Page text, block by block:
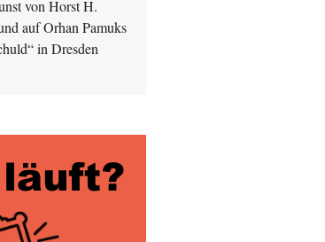
von Horst H.
auf Orhan Pamuks
in Dresden